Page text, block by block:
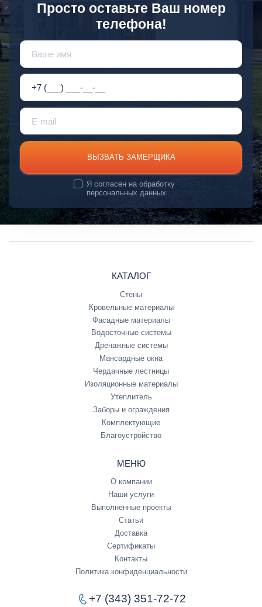
Просто оставьте Ваш номер
телефона!
ВЫЗВАТЬ ЗАМЕРЩИКА
Я согласен наобработку
персональных данных
КАТАЛОГ
Стены
Кровельные материалы
Фасадные материалы
Водосточные системы
Дренажные системы
Мансардные окна
Чердачные лестницы
Изоляционные материалы
Утеплитель
Заборы и ограждения
Комплектующие
Благоустройство
МЕНЮ
О компании
Наши услуги
Выполненные проекты
Статьи
Доставка
Сертификаты
Контакты
Политика конфиденциальности
+7 (343) 351-72-72